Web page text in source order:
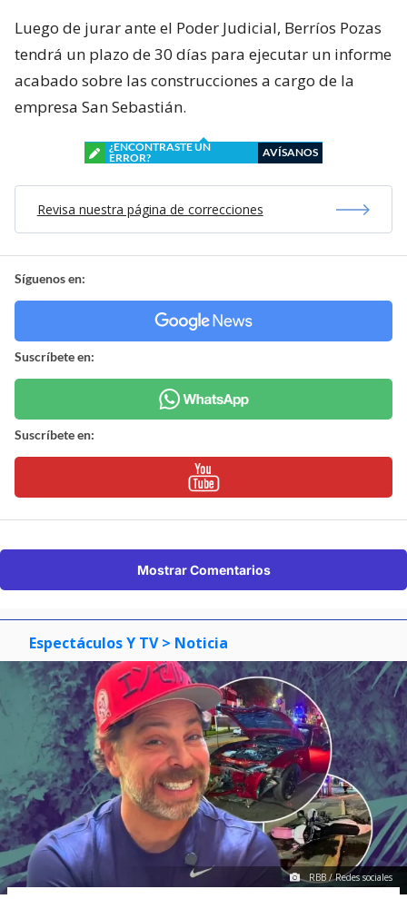
Luego de jurar ante el Poder Judicial, Berríos Pozas
tendrá un plazo de 30 días para ejecutar un informe
acabado sobre las construcciones a cargo de la
empresa San Sebastián.
¿ENCONTRASTE UN
ERROR?
AVÍSANOS
Revisa nuestra página de correcciones
Síguenos en:
Suscríbete en:
Suscríbete en:
Mostrar Comentarios
Espectáculos Y TV > Noticia
RBB / Redes sociales